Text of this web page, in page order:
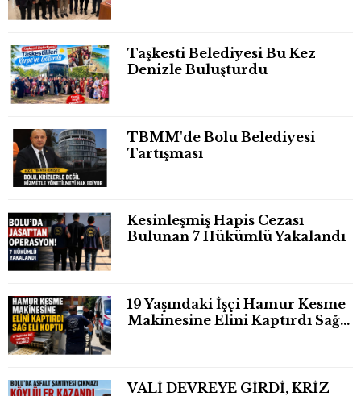
Taşkesti Belediyesi Bu Kez
Denizle Buluşturdu
TBMM'de Bolu Belediyesi
Tartışması
Kesinleşmiş Hapis Cezası
Bulunan 7 Hükümlü Yakalandı
19 Yaşındaki İşçi Hamur Kesme
Makinesine Elini Kaptırdı Sağ
VALİ DEVREYE GİRDİ, KRİZ